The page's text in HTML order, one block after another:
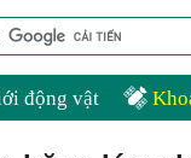
động vật